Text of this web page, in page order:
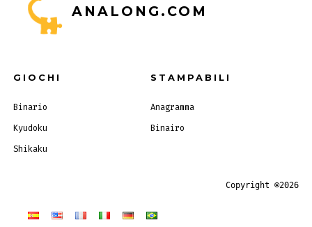
ANALONG.COM
GIOCHI
Binario
Kyudoku
Shikaku
STAMPABILI
Anagramma
Binairo